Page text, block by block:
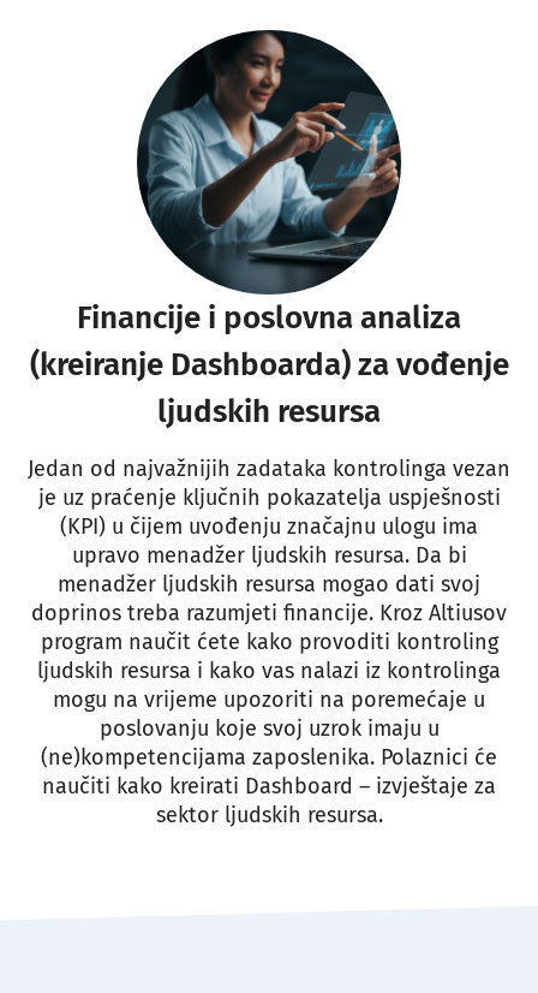
Financije i poslovna analiza
(kreiranje Dashboarda) za vođenje
ljudskih resursa
Jedan od najvažnijih zadataka kontrolinga vezan
je uz praćenje ključnih pokazatelja uspješnosti
(KPI) u čijem uvođenju značajnu ulogu ima
upravo menadžer ljudskih resursa. Da bi
menadžer ljudskih resursa mogao dati svoj
doprinos treba razumjeti financije. Kroz Altiusov
program naučit ćete kako provoditi kontroling
ljudskih resursa i kako vas nalazi iz kontrolinga
mogu na vrijeme upozoriti na poremećaje u
poslovanju koje svoj uzrok imaju u
(ne)kompetencijama zaposlenika. Polaznici će
naučiti kako kreirati Dashboard – izvještaje za
sektor ljudskih resursa.